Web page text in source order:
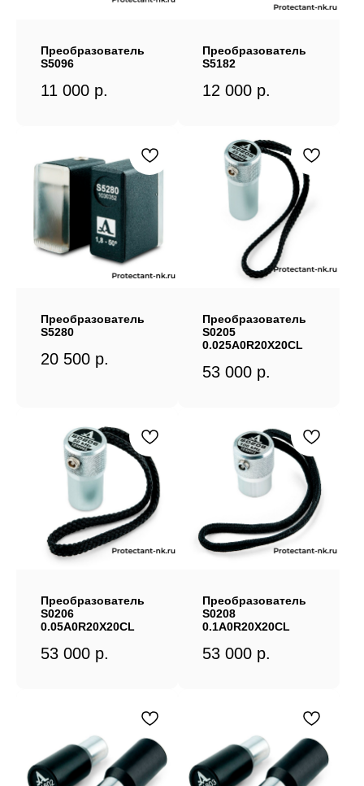
Преобразователь
S5096
11 000 р.
Преобразователь
S5182
12 000 р.
Преобразователь
S5280
20 500 р.
Преобразователь
S0205
0.025A0R20X20CL
53 000 р.
Преобразователь
S0206
0.05A0R20X20CL
53 000 р.
Преобразователь
S0208
0.1A0R20X20CL
53 000 р.